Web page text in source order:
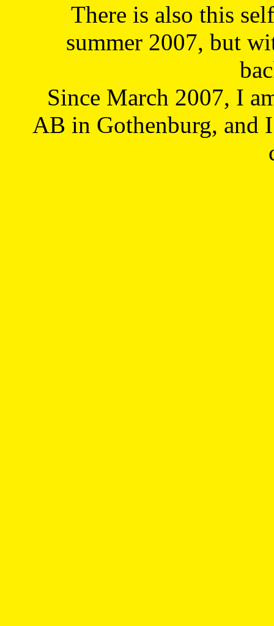
There is also this
summer 2007, but
Since March 2007, I
AB in Gothenburg, and